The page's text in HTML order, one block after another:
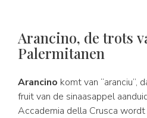
Arancino, de trots
Palermitanen
Arancino komt van “aranciu”,
fruit van de sinaasappel
Accademia della Crusca wordt